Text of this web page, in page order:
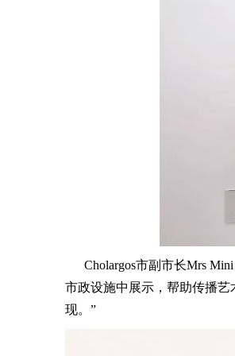
Cholargos市副市长Mrs Mini
市政设施中展示，帮助传播
现。”